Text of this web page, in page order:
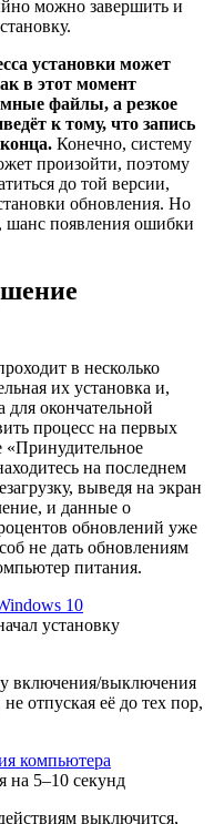
можно завершить и
установки может
в этот момент
файлы, а резкое
к тому, что запись
Конечно, систему
произойти, поэтому
до той версии,
обновления. Но
шанс появления ошибки
в несколько
их установка и,
для окончательной
процесс на первых
«Принудительное
на последнем
выведя на экран
и данные о
обновлений уже
не дать обновлениям
питания.
установку
включения/выключения
отпуская её до тех пор,
5–10 секунд
выключится,